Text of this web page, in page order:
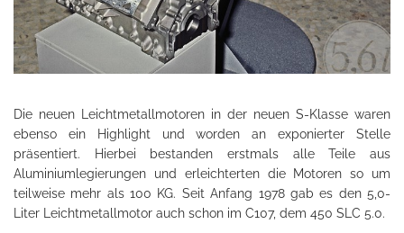
Die neuen Leichtmetallmotoren in der neuen S-Klasse waren
ebenso ein Highlight und worden an exponierter Stelle
präsentiert. Hierbei bestanden erstmals alle Teile aus
Aluminiumlegierungen und erleichterten die Motoren so um
teilweise mehr als 100 KG. Seit Anfang 1978 gab es den 5,0-
Liter Leichtmetallmotor auch schon im C107, dem 450 SLC 5.0.